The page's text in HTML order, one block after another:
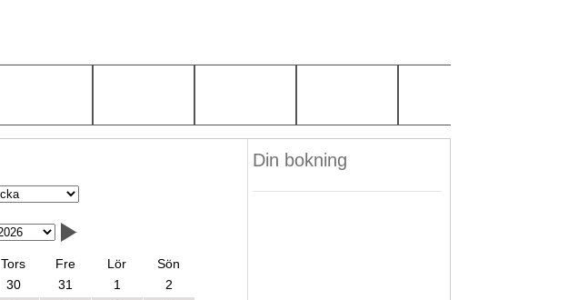
Tors Fre Lör
Sön
30 31 1
2
Din bokning